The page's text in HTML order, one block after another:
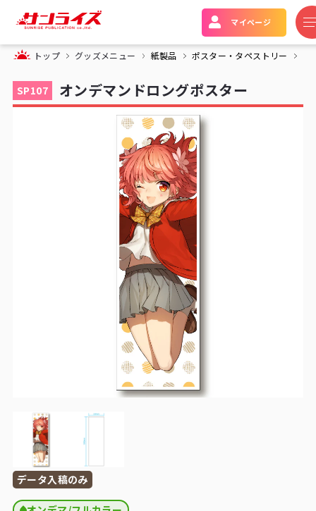
マイページ
トップ グッズメニュー 紙製品 ポスター・タペストリー
SP107 オンデマンドロングポスター
データ入稿のみ